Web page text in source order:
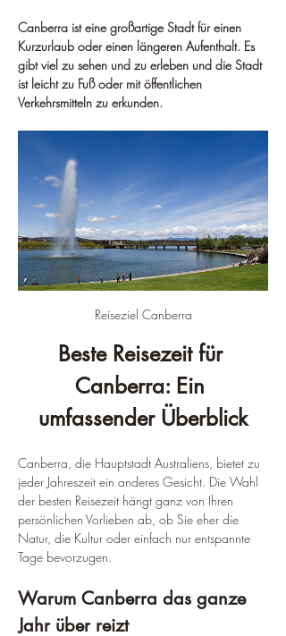
Canberra ist eine großartige Stadt für einen
Kurzurlaub oder einen längeren Aufenthalt. Es
gibt viel zu sehen und zu erleben und die Stadt
ist leicht zu Fuß oder mit öffentlichen
Verkehrsmitteln zu erkunden.
Reiseziel Canberra
Beste Reisezeit für
Canberra: Ein
umfassender Überblick
Canberra, die Hauptstadt Australiens, bietet zu
jeder Jahreszeit ein anderes Gesicht. Die Wahl
der besten Reisezeit hängt ganz von Ihren
persönlichen Vorlieben ab, ob Sie eher die
Natur, die Kultur oder einfach nur entspannte
Tage bevorzugen.
Warum Canberra das ganze
Jahr über reizt